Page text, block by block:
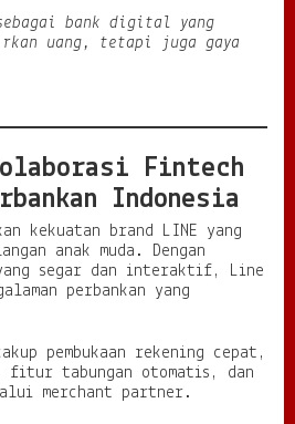
bank digital yang
uang, tetapi juga gaya
Fintech
Indonesia
kekuatan brand LINE yang
anak muda. Dengan
segar dan interaktif, Line
perbankan yang
pembukaan rekening cepat,
tabungan otomatis, dan
merchant partner.